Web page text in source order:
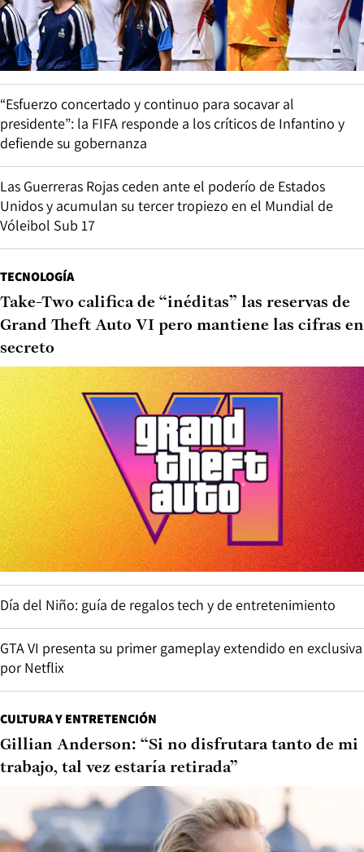
“Esfuerzo concertado y continuo para socavar al
presidente”: la FIFA responde a los críticos de Infantino y
defiende su gobernanza
Las Guerreras Rojas ceden ante el poderío de Estados
Unidos y acumulan su tercer tropiezo en el Mundial de
Vóleibol Sub 17
TECNOLOGÍA
Take-Two califica de “inéditas” las reservas de
Grand Theft Auto VI pero mantiene las cifras en
secreto
Día del Niño: guía de regalos tech y de entretenimiento
GTA VI presenta su primer gameplay extendido en exclusiva
por Netflix
CULTURA Y ENTRETENCIÓN
Gillian Anderson: “Si no disfrutara tanto de mi
trabajo, tal vez estaría retirada”